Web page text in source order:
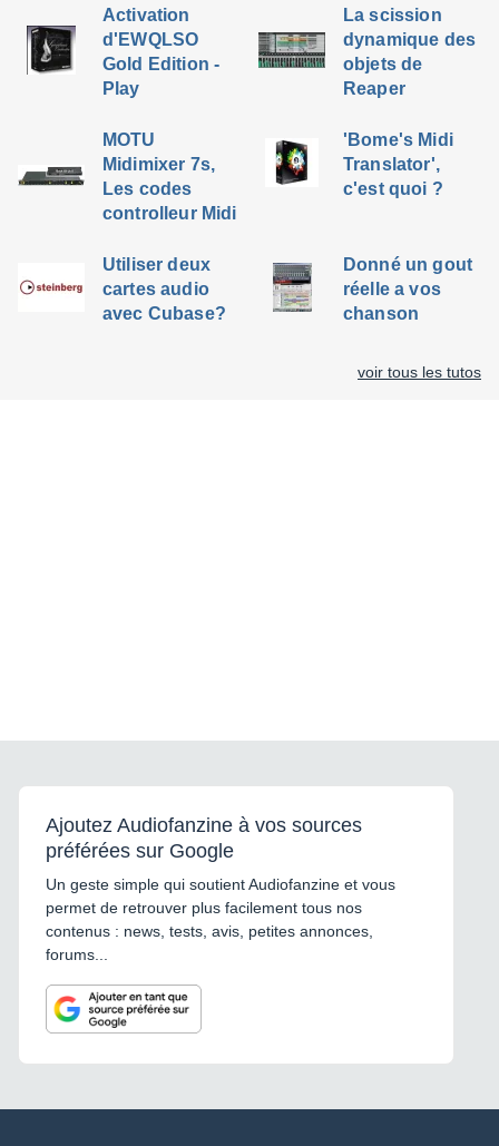
Activation
d'EWQLSO
Gold Edition -
Play
La scission
dynamique des
objets de
Reaper
MOTU
Midimixer 7s,
Les codes
controlleur Midi
'Bome's Midi
Translator',
c'est quoi ?
Utiliser deux
cartes audio
avec Cubase?
Donné un gout
réelle a vos
chanson
voir tous les tutos
Ajoutez Audiofanzine à vos sources
préférées sur Google
Un geste simple qui soutient Audiofanzine et vous
permet de retrouver plus facilement tous nos
contenus : news, tests, avis, petites annonces,
forums...